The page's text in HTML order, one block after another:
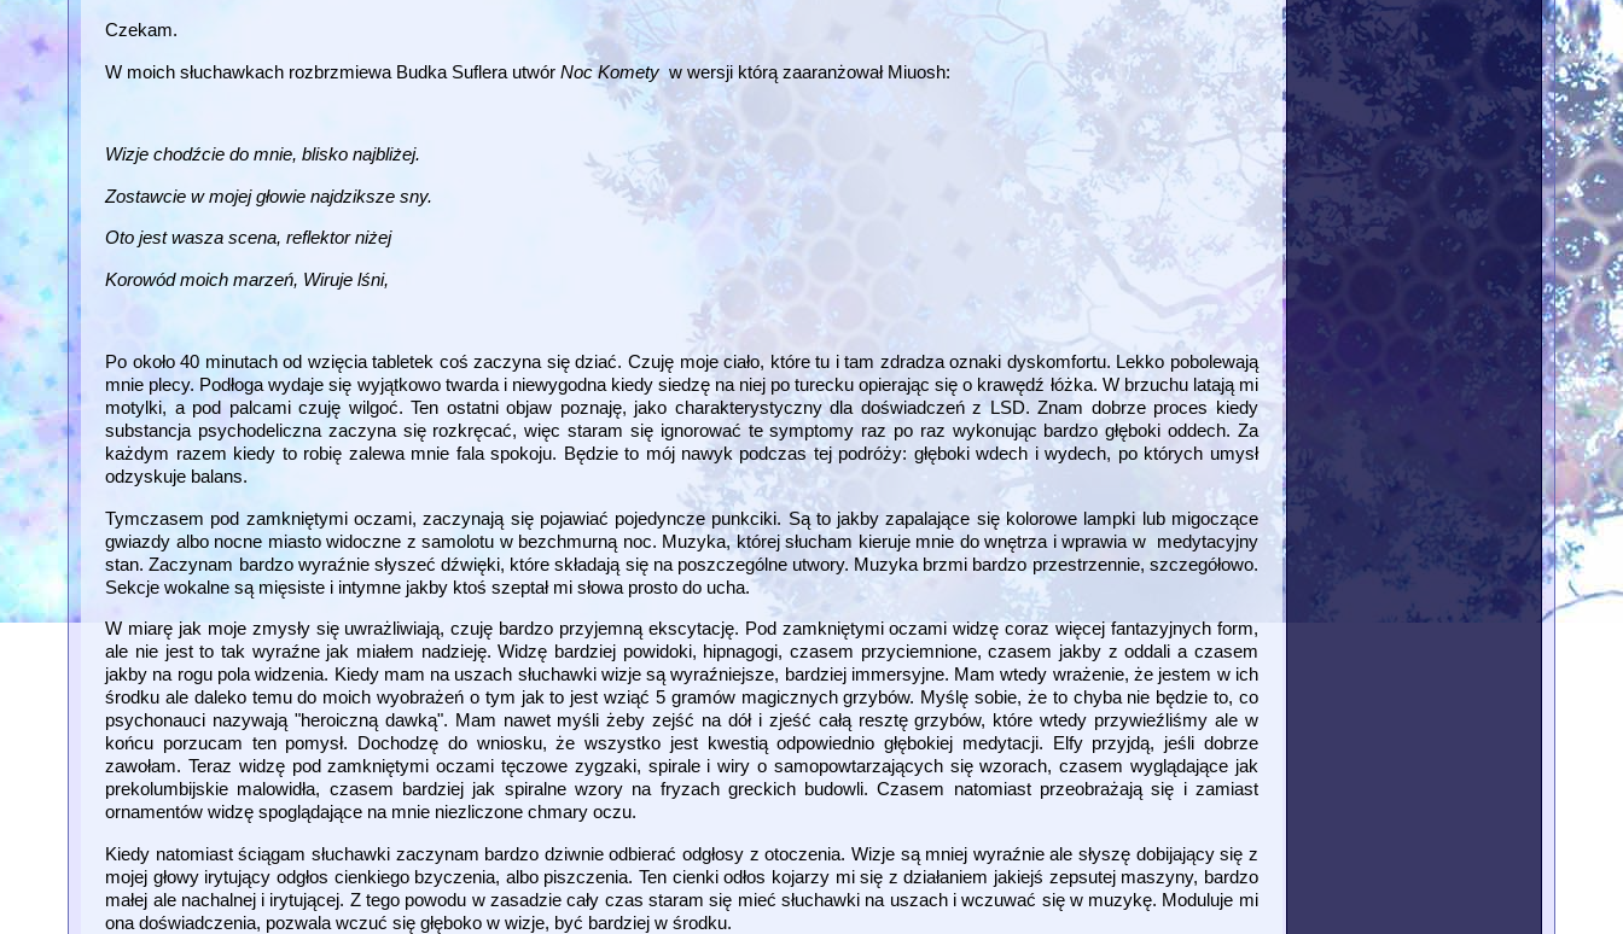
Czekam.
W moich słuchawkach rozbrzmiewa Budka Suflera utwórNoc Komety w wersji którą zaaranżował Miuosh:
Wizje chodźcie do mnie, blisko najbliżej.
Zostawcie w mojej głowie najdziksze sny.
Oto jest wasza scena, reflektor niżej
Korowód moich marzeń, Wiruje lśni,
Po około 40 minutach od wzięcia tabletek coś zaczyna się dziać. Czuję moje ciało, które tu i tam zdradza oznaki dyskomfortu. Lekko pobolewają
mnie plecy. Podłoga wydaje się wyjątkowo twarda i niewygodna kiedy siedzę na niej po turecku opierając się o krawędź łóżka. W brzuchu latają mi
motylki, a pod palcami czuję wilgoć. Ten ostatni objaw poznaję, jako charakterystyczny dla doświadczeń z LSD. Znam dobrze proces kiedy
substancja psychodeliczna zaczyna się rozkręcać, więc staram się ignorować te symptomy raz po raz wykonując bardzo głęboki oddech. Za
każdym razem kiedy to robię zalewa mnie fala spokoju. Będzie to mój nawyk podczas tej podróży: głęboki wdech i wydech, po których umysł
odzyskuje balans.
Tymczasem pod zamkniętymi oczami, zaczynają się pojawiać pojedyncze punkciki. Są to jakby zapalające się kolorowe lampki lub migoczące
gwiazdy albo nocne miasto widoczne z samolotu w bezchmurną noc. Muzyka, której słucham kieruje mnie do wnętrza i wprawia w medytacyjny
stan. Zaczynam bardzo wyraźnie słyszeć dźwięki, które składają się na poszczególne utwory. Muzyka brzmi bardzo przestrzennie, szczegółowo.
Sekcje wokalne są mięsiste i intymne jakby ktoś szeptał mi słowa prosto do ucha.
W miarę jak moje zmysły się uwrażliwiają, czuję bardzo przyjemną ekscytację. Pod zamkniętymi oczami widzę coraz więcej fantazyjnych form,
ale nie jest to tak wyraźne jak miałem nadzieję. Widzę bardziej powidoki, hipnagogi, czasem przyciemnione, czasem jakby z oddali a czasem
jakby na rogu pola widzenia. Kiedy mam na uszach słuchawki wizje są wyraźniejsze, bardziej immersyjne. Mam wtedy wrażenie, że jestem w ich
środku ale daleko temu do moich wyobrażeń o tym jak to jest wziąć 5 gramów magicznych grzybów. Myślę sobie, że to chyba nie będzie to, co
psychonauci nazywają "heroiczną dawką". Mam nawet myśli żeby zejść na dół i zjeść całą resztę grzybów, które wtedy przywieźliśmy ale w
końcu porzucam ten pomysł. Dochodzę do wniosku, że wszystko jest kwestią odpowiednio głębokiej medytacji. Elfy przyjdą, jeśli dobrze
zawołam. Teraz widzę pod zamkniętymi oczami tęczowe zygzaki, spirale i wiry o samopowtarzających się wzorach, czasem wyglądające jak
prekolumbijskie malowidła, czasem bardziej jak spiralne wzory na fryzach greckich budowli. Czasem natomiast przeobrażają się i zamiast
ornamentów widzę spoglądające na mnie niezliczone chmary oczu.
Kiedy natomiast ściągam słuchawki zaczynam bardzo dziwnie odbierać odgłosy z otoczenia. Wizje są mniej wyraźnie ale słyszę dobijający się z
mojej głowy irytujący odgłos cienkiego bzyczenia, albo piszczenia. Ten cienki odłos kojarzy mi się z działaniem jakiejś zepsutej maszyny, bardzo
małej ale nachalnej i irytującej. Z tego powodu w zasadzie cały czas staram się mieć słuchawki na uszach i wczuwać się w muzykę. Moduluje mi
ona doświadczenia, pozwala wczuć się głęboko w wizje, być bardziej w środku.